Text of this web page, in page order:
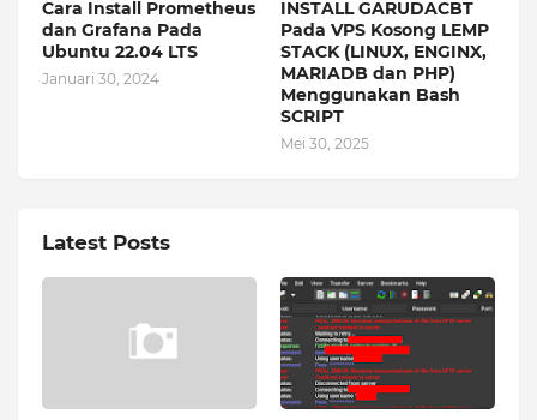
Cara Install Prometheus
dan Grafana Pada
Ubuntu 22.04 LTS
Januari 30, 2024
INSTALL GARUDACBT
Pada VPS Kosong LEMP
STACK (LINUX, ENGINX,
MARIADB dan PHP)
Menggunakan Bash
SCRIPT
Mei 30, 2025
Latest Posts